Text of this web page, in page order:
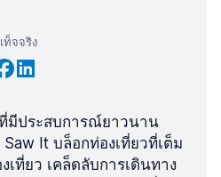
ท็จจริง
มีประสบการณ์ยาวนาน
Saw It บล็อกท่องเที่ยวที่เต็ม
เที่ยว เคล็ดลับการเดินทาง